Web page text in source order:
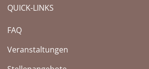
QUICK-LINKS
FAQ
Veranstaltungen